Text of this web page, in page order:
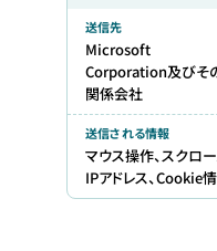
送信先
Microsoft
Corporation及びそ
関係会社
送信される情報
マウス操作、スクロ
IPアドレス、Cookie